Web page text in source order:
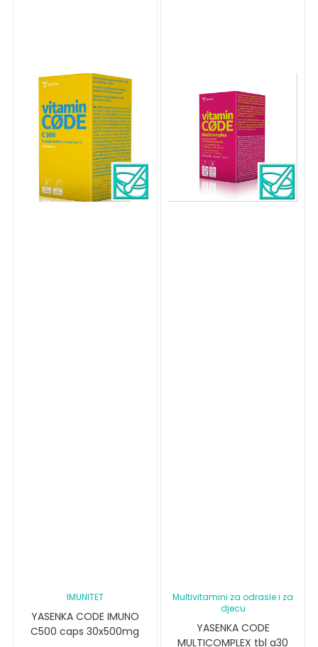
IMUNITET
YASENKA CODE IMUNO
C500 caps 30x500mg
Multivitamini za odrasle i za
djecu
YASENKA CODE
MULTICOMPLEX tbl a30